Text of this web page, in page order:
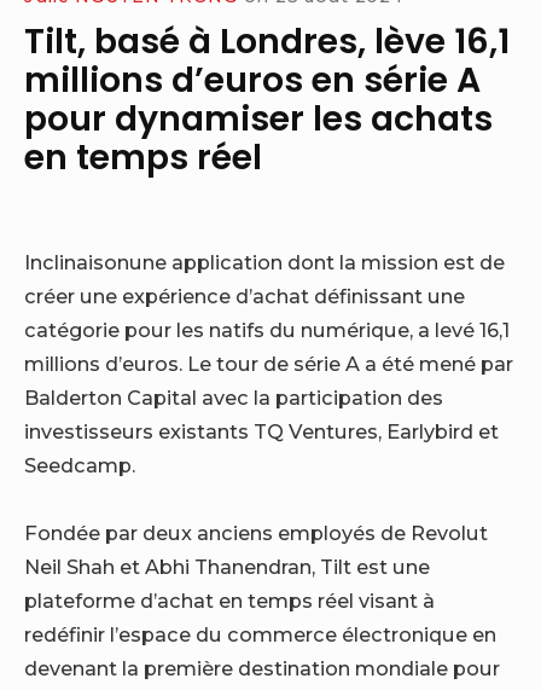
Tilt, basé à Londres, lève 16,1
millions d’euros en série A
pour dynamiser les achats
en temps réel
Inclinaisonune application dont la mission est de
créer une expérience d’achat définissant une
catégorie pour les natifs du numérique, a levé 16,1
millions d’euros. Le tour de série A a été mené par
Balderton Capital avec la participation des
investisseurs existants TQ Ventures, Earlybird et
Seedcamp.
Fondée par deux anciens employés de Revolut
Neil Shah et Abhi Thanendran, Tilt est une
plateforme d’achat en temps réel visant à
redéfinir l’espace du commerce électronique en
devenant la première destination mondiale pour